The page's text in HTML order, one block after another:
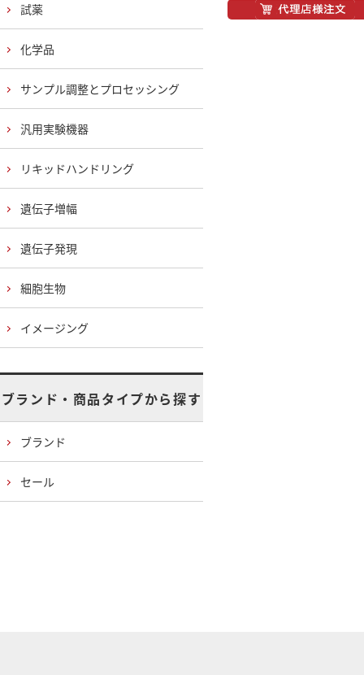
試薬
化学品
サンプル調整とプロセッシング
汎用実験機器
リキッドハンドリング
遺伝子増幅
遺伝子発現
細胞生物
イメージング
ブランド・商品タイプから探す
ブランド
セール